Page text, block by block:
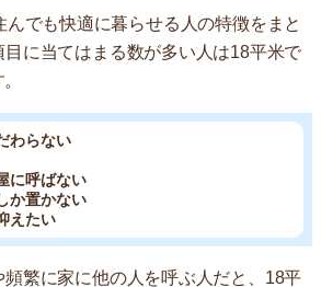
んでも快適に暮らせる人の特徴をまと
に当てはまる数が多い人は18平米で
わらない
に呼ばない
か置かない
えたい
繁に家に他の人を呼ぶ人だと、18平